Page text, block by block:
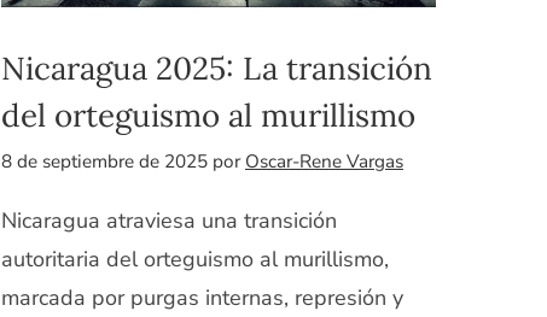
Nicaragua 2025: La transición
del orteguismo al murillismo
8 de septiembre de 2025 por Oscar-Rene Vargas
Nicaragua atraviesa una transición
autoritaria del orteguismo al murillismo,
marcada por purgas internas, represión y